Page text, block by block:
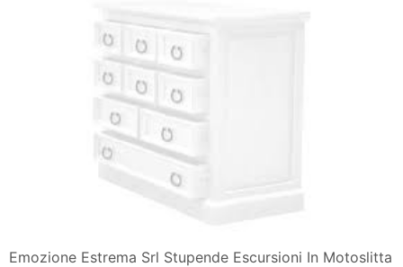
Emozione Estrema Srl Stupende Escursioni In Motoslitta